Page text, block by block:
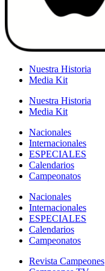
Nuestra Historia
Media Kit
Nuestra Historia
Media Kit
Nacionales
Internacionales
ESPECIALES
Calendarios
Campeonatos
Nacionales
Internacionales
ESPECIALES
Calendarios
Campeonatos
Revista Campeones